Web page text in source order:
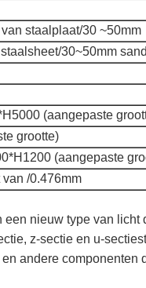
staalplaat/30 ~50mm
30~50mm
(aangepaste
grootte)
(aangepaste
/0.476mm
nieuw type van licht
z-sectie en u-
andere componenten